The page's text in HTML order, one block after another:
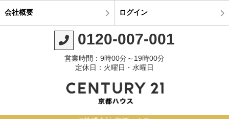
会社概要 ログイン
0120-007-001
営業時間：9時00分～19時00分
定休日：火曜日・水曜日